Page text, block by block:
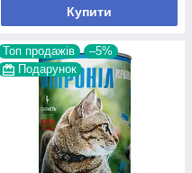
Купити
Топ продажів
–5%
Подарунок